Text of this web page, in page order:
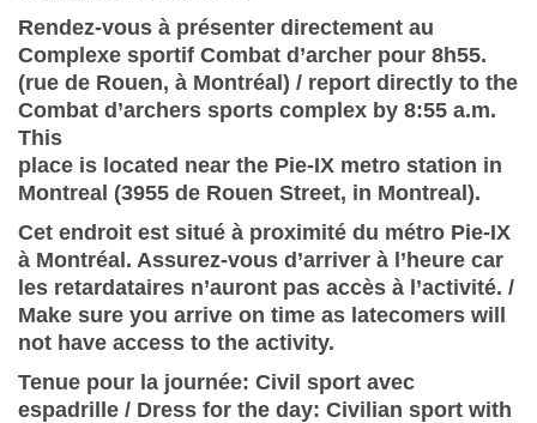
Rendez-vous à présenter directement au
Complexe sportif Combat d’archer pour 8h55.
(rue de Rouen, à Montréal) / report directly to the
Combat d’archers sports complex by 8:55 a.m.
This
place is located near the Pie-IX metro station in
Montreal (3955 de Rouen Street, in Montreal).
Cet endroit est situé à proximité du métro Pie-IX
à Montréal. Assurez-vous d’arriver à l’heure car
les retardataires n’auront pas accès à l’activité. /
Make sure you arrive on time as latecomers will
not have access to the activity.
Tenue pour la journée: Civil sport avec
espadrille / Dress for the day: Civilian sport with